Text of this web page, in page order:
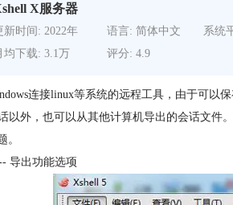
X服务器
新时间: 2022年 语言: 简体中文
系统
均下载: 3.1万
评分: 4.9
连接linux等系统的远程工具，由于可以
以外，也可以从其他计算机导出的会话文件
。
导出功能选项